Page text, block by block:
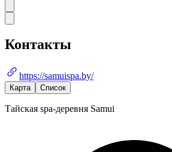
Контакты
https://samuispa.by/
Карта Список
Тайская spa-деревня Samui